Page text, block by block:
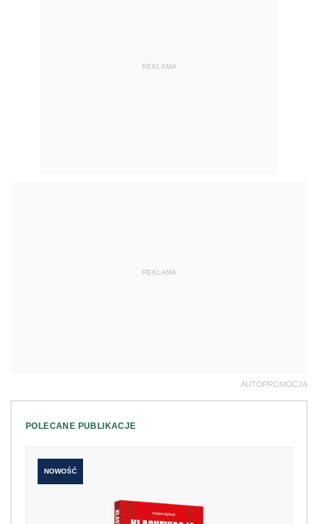
REKLAMA
REKLAMA
AUTOPROMOCJA
POLECANE PUBLIKACJE
NOWOŚĆ